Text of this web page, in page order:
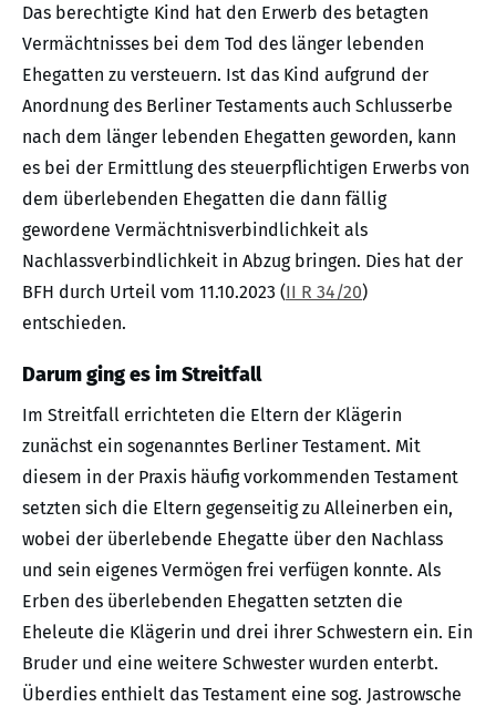
Das berechtigte Kind hat den Erwerb des betagten
Vermächtnisses bei dem Tod des länger lebenden
Ehegatten zu versteuern. Ist das Kind aufgrund der
Anordnung des Berliner Testaments auch Schlusserbe
nach dem länger lebenden Ehegatten geworden, kann
es bei der Ermittlung des steuerpflichtigen Erwerbs von
dem überlebenden Ehegatten die dann fällig
gewordene Vermächtnisverbindlichkeit als
Nachlassverbindlichkeit in Abzug bringen. Dies hat der
BFH durch Urteil vom 11.10.2023 (II R 34/20)
entschieden.
Darum ging es im Streitfall
Im Streitfall errichteten die Eltern der Klägerin
zunächst ein sogenanntes Berliner Testament. Mit
diesem in der Praxis häufig vorkommenden Testament
setzten sich die Eltern gegenseitig zu Alleinerben ein,
wobei der überlebende Ehegatte über den Nachlass
und sein eigenes Vermögen frei verfügen konnte. Als
Erben des überlebenden Ehegatten setzten die
Eheleute die Klägerin und drei ihrer Schwestern ein. Ein
Bruder und eine weitere Schwester wurden enterbt.
Überdies enthielt das Testament eine sog. Jastrowsche